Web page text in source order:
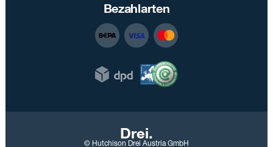
Bezahlarten
Drei.
© Hutchison Drei Austria GmbH